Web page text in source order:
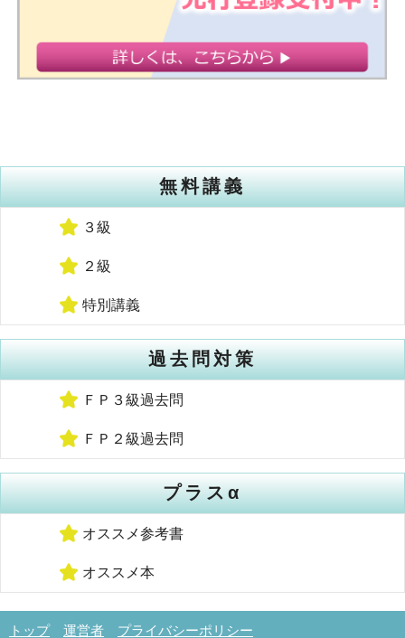
無料講義
３級
２級
特別講義
過去問対策
ＦＰ３級過去問
ＦＰ２級過去問
プラスα
オススメ参考書
オススメ本
トップ 運営者 プライバシーポリシー